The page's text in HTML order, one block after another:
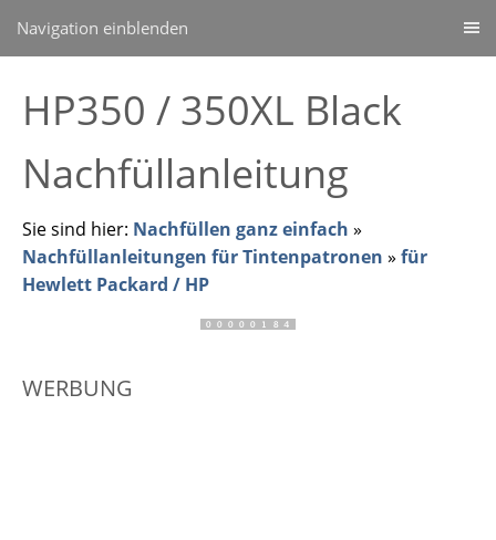
Navigation einblenden
HP350 / 350XL Black
Nachfüllanleitung
Sie sind hier: Nachfüllen ganz einfach »
Nachfüllanleitungen für Tintenpatronen » für
Hewlett Packard / HP
WERBUNG